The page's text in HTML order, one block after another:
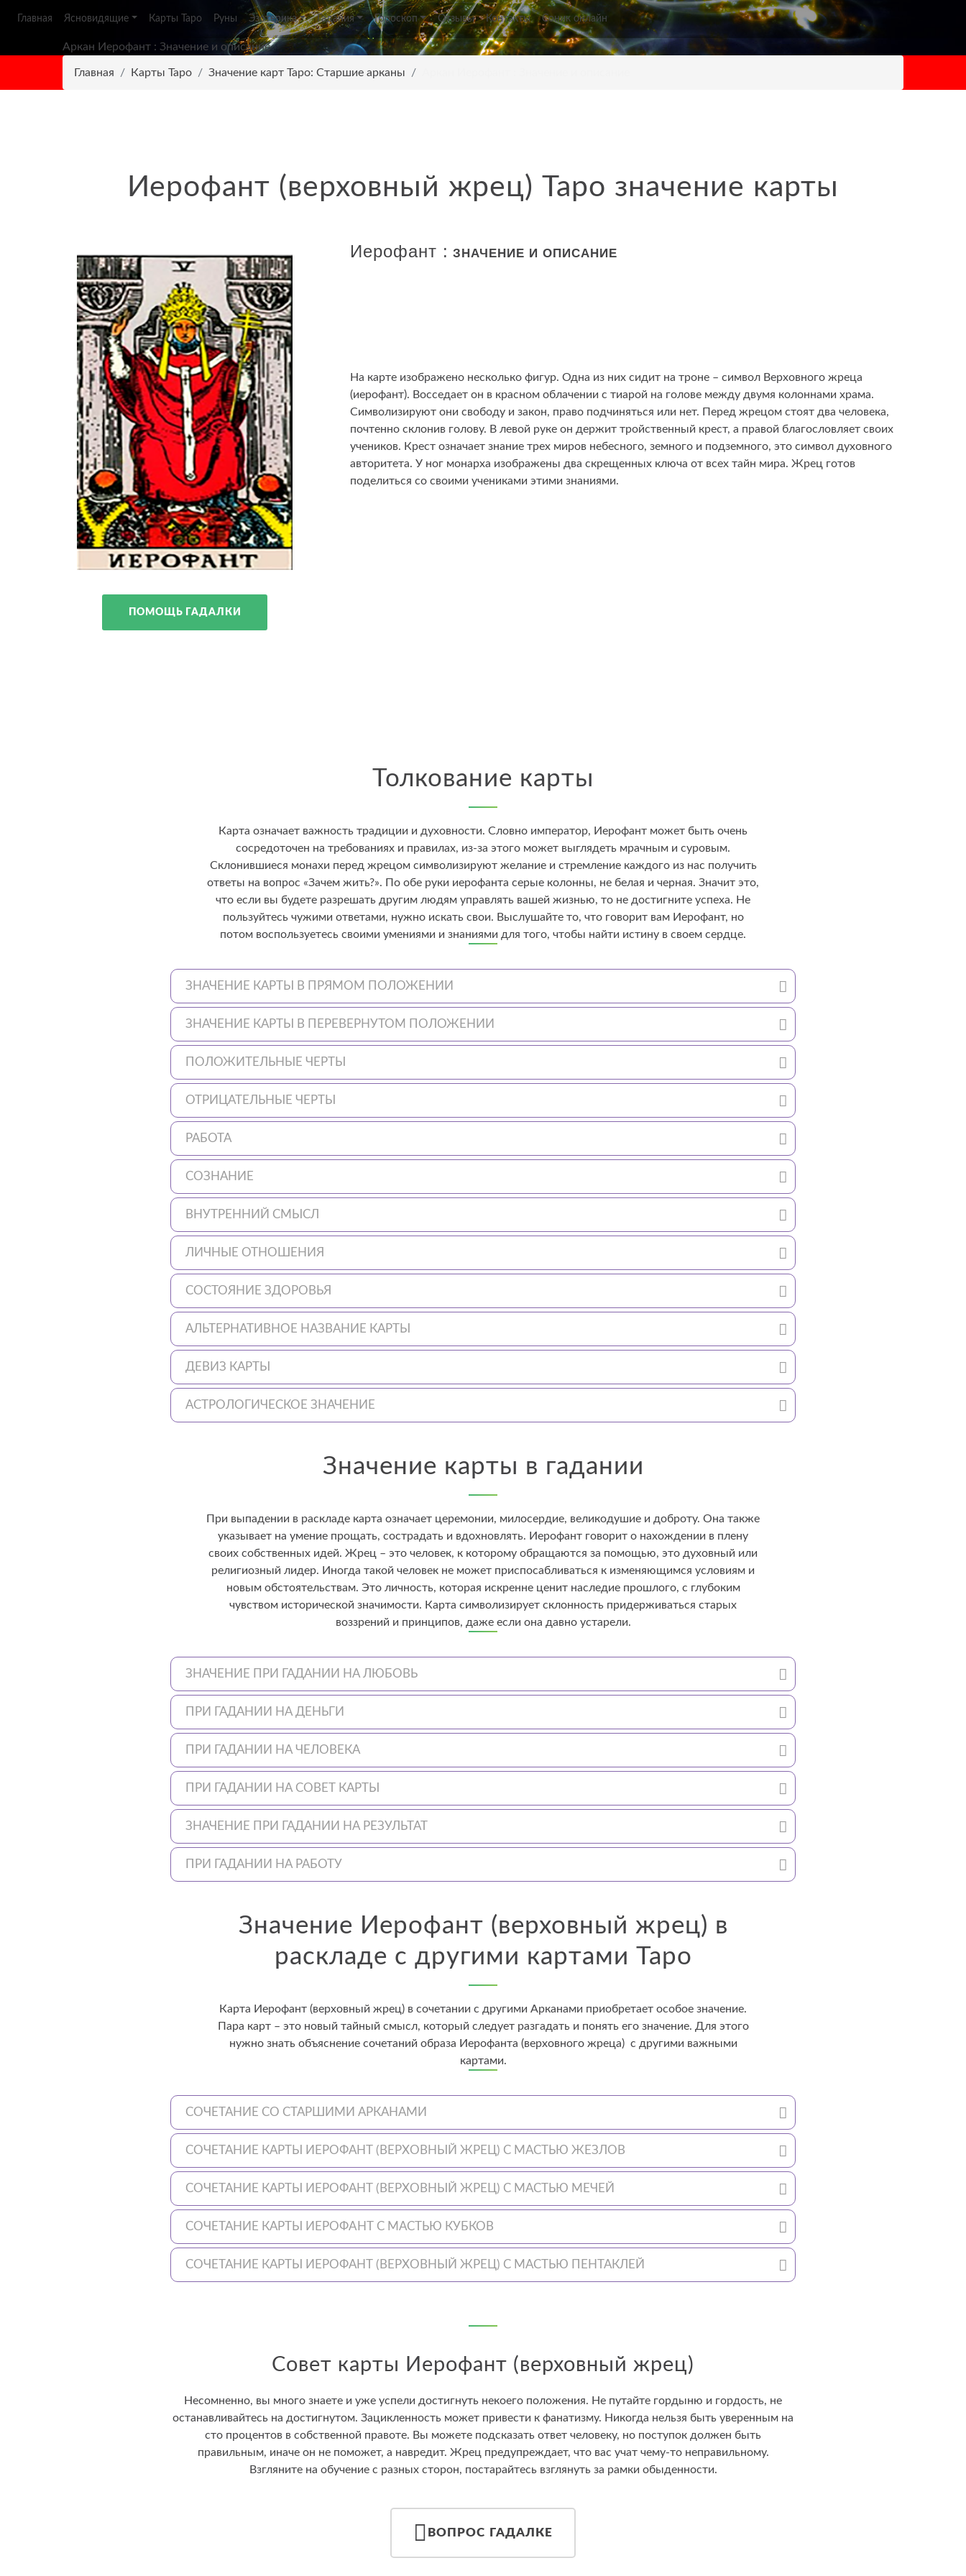
Главная Ясновидящие Карты Таро Руны Эзотерика Гадания Гороскоп Отзывы Контакты Соник онлайн
Аркан Иерофант : Значение и описание
Главная Карты Таро Значение карт Таро: Старшие арканы
Иерофант (верховный жрец) Таро значение карты
ПОМОЩЬ ГАДАЛКИ
Иерофант : ЗНАЧЕНИЕ И ОПИСАНИЕ
На карте изображено несколько фигур. Одна из них сидит на троне – символ Верховного жреца
(иерофант). Восседает он в красном облачении с тиарой на голове между двумя колоннами храма.
Символизируют они свободу и закон, право подчиняться или нет. Перед жрецом стоят два человека,
почтенно склонив голову. В левой руке он держит тройственный крест, а правой благословляет своих
учеников. Крест означает знание трех миров небесного, земного и подземного, это символ духовного
авторитета. У ног монарха изображены два скрещенных ключа от всех тайн мира. Жрец готов
поделиться со своими учениками этими знаниями.
Толкование карты
Карта означает важность традиции и духовности. Словно император, Иерофант может быть очень
сосредоточен на требованиях и правилах, из-за этого может выглядеть мрачным и суровым.
Склонившиеся монахи перед жрецом символизируют желание и стремление каждого из нас получить
ответы на вопрос «Зачем жить?». По обе руки иерофанта серые колонны, не белая и черная. Значит это,
что если вы будете разрешать другим людям управлять вашей жизнью, то не достигните успеха. Не
пользуйтесь чужими ответами, нужно искать свои. Выслушайте то, что говорит вам Иерофант, но
потом воспользуетесь своими умениями и знаниями для того, чтобы найти истину в своем сердце.
ЗНАЧЕНИЕ КАРТЫ В ПРЯМОМ ПОЛОЖЕНИИ
ЗНАЧЕНИЕ КАРТЫ В ПЕРЕВЕРНУТОМ ПОЛОЖЕНИИ
ПОЛОЖИТЕЛЬНЫЕ ЧЕРТЫ
ОТРИЦАТЕЛЬНЫЕ ЧЕРТЫ
РАБОТА
СОЗНАНИЕ
ВНУТРЕННИЙ СМЫСЛ
ЛИЧНЫЕ ОТНОШЕНИЯ
СОСТОЯНИЕ ЗДОРОВЬЯ
АЛЬТЕРНАТИВНОЕ НАЗВАНИЕ КАРТЫ
ДЕВИЗ КАРТЫ
АСТРОЛОГИЧЕСКОЕ ЗНАЧЕНИЕ
Значение карты в гадании
При выпадении в раскладе карта означает церемонии, милосердие, великодушие и доброту. Она также
указывает на умение прощать, сострадать и вдохновлять. Иерофант говорит о нахождении в плену
своих собственных идей. Жрец – это человек, к которому обращаются за помощью, это духовный или
религиозный лидер. Иногда такой человек не может приспосабливаться к изменяющимся условиям и
новым обстоятельствам. Это личность, которая искренне ценит наследие прошлого, с глубоким
чувством исторической значимости. Карта символизирует склонность придерживаться старых
воззрений и принципов, даже если она давно устарели.
ЗНАЧЕНИЕ ПРИ ГАДАНИИ НА ЛЮБОВЬ
ПРИ ГАДАНИИ НА ДЕНЬГИ
ПРИ ГАДАНИИ НА ЧЕЛОВЕКА
ПРИ ГАДАНИИ НА СОВЕТ КАРТЫ
ЗНАЧЕНИЕ ПРИ ГАДАНИИ НА РЕЗУЛЬТАТ
ПРИ ГАДАНИИ НА РАБОТУ
Значение Иерофант (верховный жрец) в
раскладе с другими картами Таро
Карта Иерофант (верховный жрец) в сочетании с другими Арканами приобретает особое значение.
Пара карт – это новый тайный смысл, который следует разгадать и понять его значение. Для этого
нужно знать объяснение сочетаний образа Иерофанта (верховного жреца) с другими важными
картами.
СОЧЕТАНИЕ СО СТАРШИМИ АРКАНАМИ
СОЧЕТАНИЕ КАРТЫ ИЕРОФАНТ (ВЕРХОВНЫЙ ЖРЕЦ) С МАСТЬЮ ЖЕЗЛОВ
СОЧЕТАНИЕ КАРТЫ ИЕРОФАНТ (ВЕРХОВНЫЙ ЖРЕЦ) С МАСТЬЮ МЕЧЕЙ
СОЧЕТАНИЕ КАРТЫ ИEPOФAНТ С МАСТЬЮ КУБКОВ
СОЧЕТАНИЕ КАРТЫ ИЕРОФАНТ (ВЕРХОВНЫЙ ЖРЕЦ) С МАСТЬЮ ПЕНТАКЛЕЙ
Совет карты Иерофант (верховный жрец)
Несомненно, вы много знаете и уже успели достигнуть некоего положения. Не путайте гордыню и гордость, не
останавливайтесь на достигнутом. Зацикленность может привести к фанатизму. Никогда нельзя быть уверенным на
сто процентов в собственной правоте. Вы можете подсказать ответ человеку, но поступок должен быть
правильным, иначе он не поможет, а навредит. Жрец предупреждает, что вас учат чему-то неправильному.
Взгляните на обучение с разных сторон, постарайтесь взглянуть за рамки обыденности.
ВОПРОС ГАДАЛКЕ